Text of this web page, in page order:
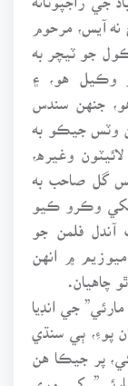
نه آيس، مرحوم
جو ٽيچر به
وڪيل هو، ۽
جنهن سندس
وٽس جيڪو به
وغيره،
گل صاحب به
وڪرو ڪيو
فلمن جو
۾ انهن
چاهيان.
جي انڊيا
پوءِ، ٻي سنڌي
پر جيڪا هن
کي وري